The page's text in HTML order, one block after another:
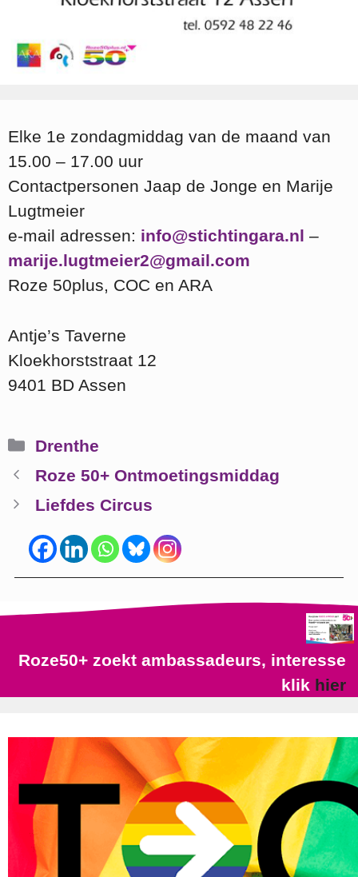
Elke 1e zondagmiddag van de maand van
15.00 – 17.00 uur
Contactpersonen Jaap de Jonge en Marije
Lugtmeier
e-mail adressen: info@stichtingara.nl –
marije.lugtmeier2@gmail.com
Roze 50plus, COC en ARA
Antje’s Taverne
Kloekhorststraat 12
9401 BD Assen
Categorieën
Drenthe
Roze 50+ Ontmoetingsmiddag
Liefdes Circus
Roze50+ zoekt ambassadeurs, interesse
klik hier